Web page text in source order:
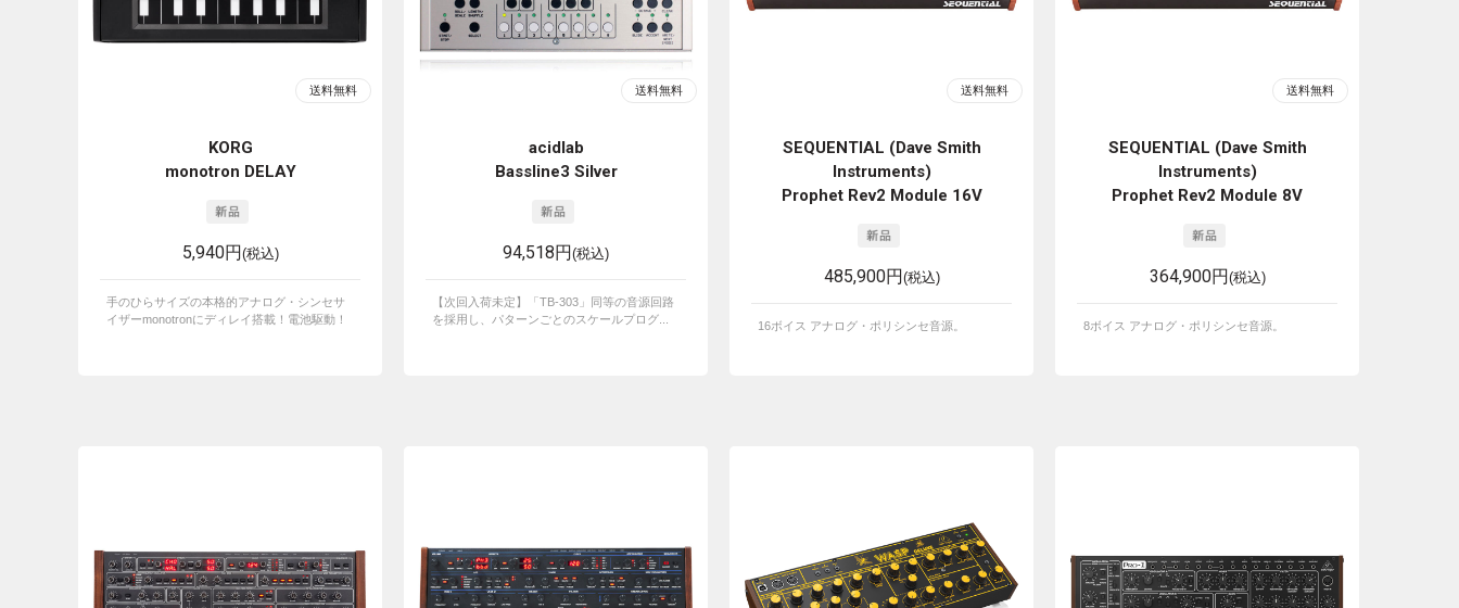
KORG
monotron DELAY
5,940円(税込)
手のひらサイズの本格的アナログ・シンセサ
イザーmonotronにディレイ搭載！電池駆動！
acidlab
Bassline3 Silver
94,518円(税込)
【次回入荷未定】「TB-303」同等の音源回路
を採用し、パターンごとのスケールプログ...
SEQUENTIAL (Dave Smith
Instruments)
Prophet Rev2 Module 16V
485,900円(税込)
16ボイス アナログ・ポリシンセ音源。
SEQUENTIAL (Dave Smith
Instruments)
Prophet Rev2 Module 8V
364,900円(税込)
8ボイス アナログ・ポリシンセ音源。